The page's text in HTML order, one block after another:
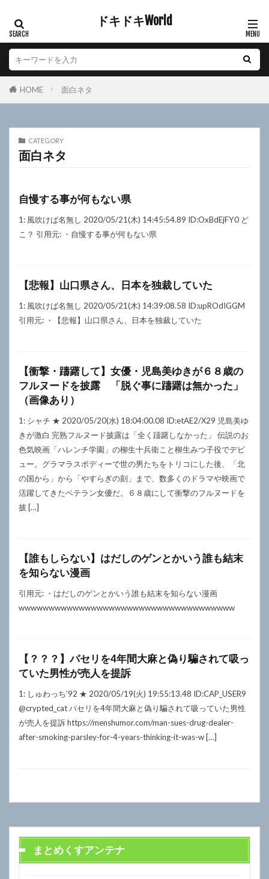
ドキドキWorld
HOME 面白ネタ
CATEGORY
面白ネタ
自慢する事が何もない県
1: 風吹けば名無し 2020/05/21(木) 14:45:54.89 ID:OxBdEjFY0 ど
こ？ 引用元: ・自慢する事が何もない県
【悲報】山口県さん、日本を独裁していた
1: 風吹けば名無し 2020/05/21(木) 14:39:08.58 ID:upROdIGGM
引用元: ・【悲報】山口県さん、日本を独裁していた
【衝撃・躊躇して】女優・児島美ゆきが６８歳の
フルヌードを披露 「脱ぐ事に躊躇は無かった」
（画像あり）
1: シャチ ★ 2020/05/20(水) 18:04:00.08 ID:etAE2/X29 児島美ゆ
きが激白 完熟フルヌード披露は「全く躊躇しなかった」 伝説のお
色気映画「ハレンチ学園」の柳生十兵衛こと柳生みつ子役でデビ
ュー。グラマラスボディーで世の男たちをトリコにした後、「北
の国から」から「やすらぎの刻」まで、数多くのドラマや映画で
活躍してきたベテラン女優だ。６８歳にして衝撃のフルヌードを
披 […]
【誰もしらない】はだしのゲンとかいう誰も結末
を知らない漫画
引用元: ・はだしのゲンとかいう誰も結末を知らない漫画
wwwwwwwwwwwwwwwwwwwwwwwwwwwwwwwwwwww
【？？？】パセリを4年間大麻と偽り騙されて吸っ
ていた男性が売人を提訴
1: しゅわっち’92 ★ 2020/05/19(火) 19:55:13.48 ID:CAP_USER9
⁦‪@crypted_cat‬⁩ パセリを4年間大麻と偽り騙されて吸っていた男性
が売人を提訴 https://menshumor.com/man-sues-drug-dealer-
after-smoking-parsley-for-4-years-thinking-it-was-w […]
まとめくすアンテナ
カテゴリー